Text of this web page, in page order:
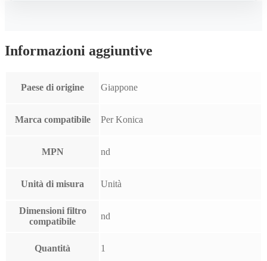
Informazioni aggiuntive
Paese di origine Giappone
Marca compatibile Per Konica
MPN nd
Unità di misura Unità
Dimensioni filtro
compatibile
nd
Quantità 1